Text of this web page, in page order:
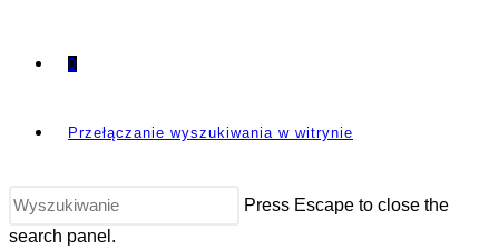
0
Przełączanie wyszukiwania w witrynie
Press Escape to close the
search panel.